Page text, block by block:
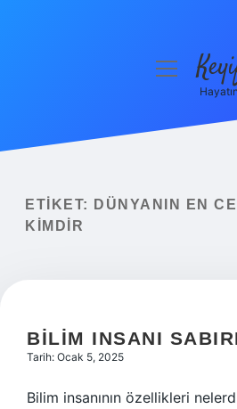
Yasal Uyarı
menüyü
ETIKET:
DÜNYANIN EN
KIMDIR
BILIM INSANI
Tarih: Ocak 5, 2025
Bilim insanının özellikleri